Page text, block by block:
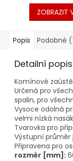
ZOBRAZIT
Popis Podobné
Detailní
Komínové
Určená pro
spalin, pro
Vysoce odolná
velmi nízká
Tvarovka pro
Výstupní průměr
Připravena pro
rozměr [mm]: